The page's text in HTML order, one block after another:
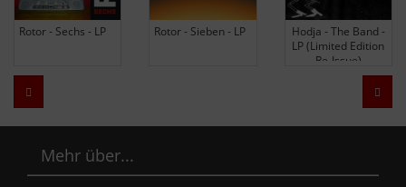
Rotor - Sechs - LP Rotor - Sieben - LP
Hodja - The Band -
LP (Limited Edition
Re-Issue)
Mehr über...